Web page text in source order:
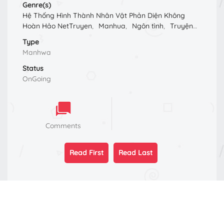
Genre(s)
Hệ Thống Hình Thành Nhân Vật Phản Diện Không
Hoàn Hảo NetTruyen, Manhua, Ngôn tình, Truyện
Type
Manhwa
Status
OnGoing
Comments
Read First Read Last